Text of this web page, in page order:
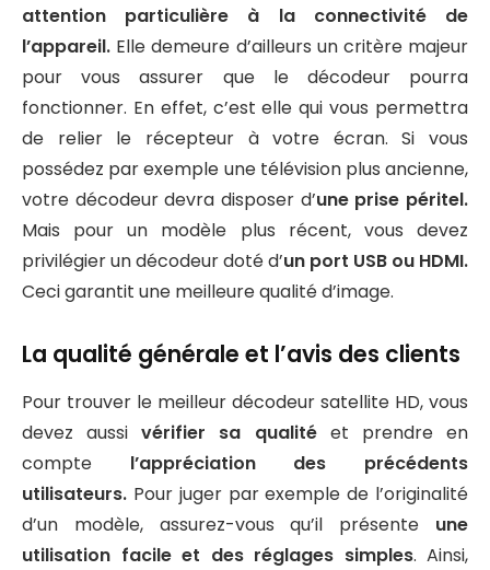
attention particulière à la connectivité de
l’appareil. Elle demeure d’ailleurs un critère majeur
pour vous assurer que le décodeur pourra
fonctionner. En effet, c’est elle qui vous permettra
de relier le récepteur à votre écran. Si vous
possédez par exemple une télévision plus ancienne,
votre décodeur devra disposer d’une prise péritel.
Mais pour un modèle plus récent, vous devez
privilégier un décodeur doté d’un port USB ou HDMI.
Ceci garantit une meilleure qualité d’image.
La qualité générale et l’avis des clients
Pour trouver le meilleur décodeur satellite HD, vous
devez aussivérifier sa qualité et prendre en
compte l’appréciation des précédents
utilisateurs. Pour juger par exemple de l’originalité
d’un modèle, assurez-vous qu’il présente une
utilisation facile et des réglages simples. Ainsi,